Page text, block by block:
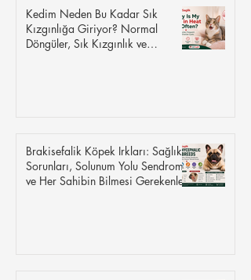
Kedim Neden Bu Kadar Sık
Kızgınlığa Giriyor? Normal
Döngüler, Sık Kızgınlık ve
Brakisefalik Köpek Irkları: Sağlık
Sorunları, Solunum Yolu Sendromu
ve Her Sahibin Bilmesi Gerekenler